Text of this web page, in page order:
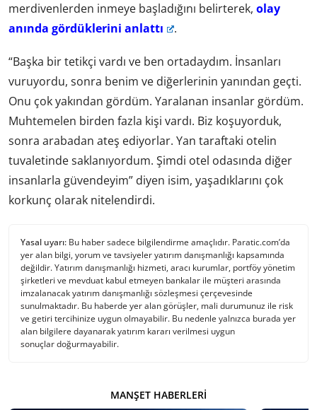
merdivenlerden inmeye başladığını belirterek, olay
anında gördüklerini anlattı
.
“Başka bir tetikçi vardı ve ben ortadaydım. İnsanları
vuruyordu, sonra benim ve diğerlerinin yanından geçti.
Onu çok yakından gördüm. Yaralanan insanlar gördüm.
Muhtemelen birden fazla kişi vardı. Biz koşuyorduk,
sonra arabadan ateş ediyorlar. Yan taraftaki otelin
tuvaletinde saklanıyordum. Şimdi otel odasında diğer
insanlarla güvendeyim” diyen isim, yaşadıklarını çok
korkunç olarak nitelendirdi.
Yasal uyarı: Bu haber sadece bilgilendirme amaçlıdır. Paratic.com’da
yer alan bilgi, yorum ve tavsiyeler yatırım danışmanlığı kapsamında
değildir. Yatırım danışmanlığı hizmeti, aracı kurumlar, portföy yönetim
şirketleri ve mevduat kabul etmeyen bankalar ile müşteri arasında
imzalanacak yatırım danışmanlığı sözleşmesi çerçevesinde
sunulmaktadır. Bu haberde yer alan görüşler, mali durumunuz ile risk
ve getiri tercihinize uygun olmayabilir. Bu nedenle yalnızca burada yer
alan bilgilere dayanarak yatırım kararı verilmesi uygun
sonuçlar doğurmayabilir.
MANŞET HABERLERI